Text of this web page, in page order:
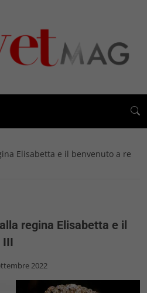
Elisabetta e il benvenuto a re
regina Elisabetta e il
III
2022